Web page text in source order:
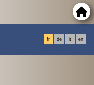
fr de it en